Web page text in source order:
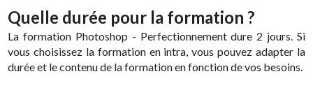
Quelle durée pour la formation ?
La formation Photoshop - Perfectionnement dure 2 jours. Si
vous choisissez la formation en intra, vous pouvez adapter la
durée et le contenu de la formation en fonction de vos besoins.